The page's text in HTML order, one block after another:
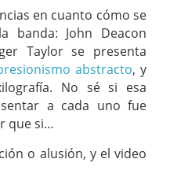
en cuanto cómo se
banda: John Deacon
Taylor se presenta
abstracto, y
No sé si esa
a cada uno fue
que si…
o alusión, y el video